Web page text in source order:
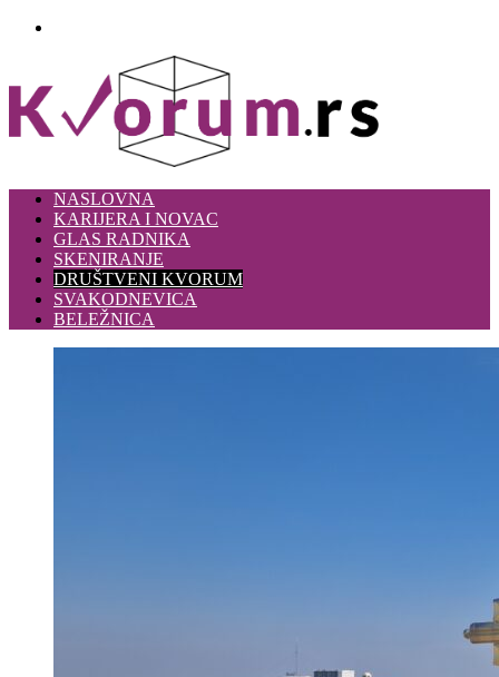
NASLOVNA
KARIJERA I NOVAC
GLAS RADNIKA
SKENIRANJE
DRUŠTVENI KVORUM
SVAKODNEVICA
BELEŽNICA